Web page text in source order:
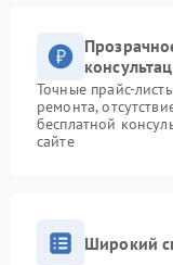
Точные прайс-
ремонта,
бесплатной
сайте
Широкий